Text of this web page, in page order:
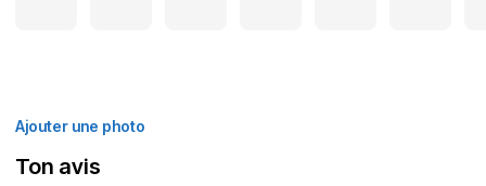
Ajouter une photo
Ton avis